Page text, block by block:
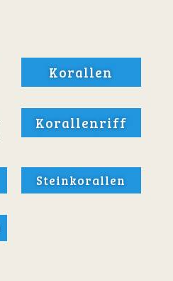
Korallen
Korallenriff
Steinkorallen